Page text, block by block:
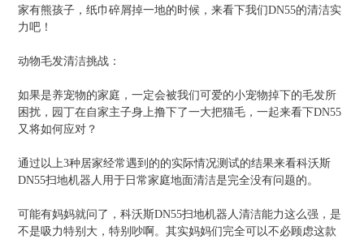
家有熊孩子，纸巾碎屑掉一地的时候，来看下我们DN55的清洁实
力吧！
动物毛发清洁挑战：
如果是养宠物的家庭，一定会被我们可爱的小宠物掉下的毛发所
困扰，园丁在自家主子身上撸下了一大把猫毛，一起来看下DN55
又将如何应对？
通过以上3种居家经常遇到的的实际情况测试的结果来看科沃斯
DN55扫地机器人用于日常家庭地面清洁是完全没有问题的。
可能有妈妈就问了，科沃斯DN55扫地机器人清洁能力这么强，是
不是吸力特别大，特别吵啊。其实妈妈们完全可以不必顾虑这款